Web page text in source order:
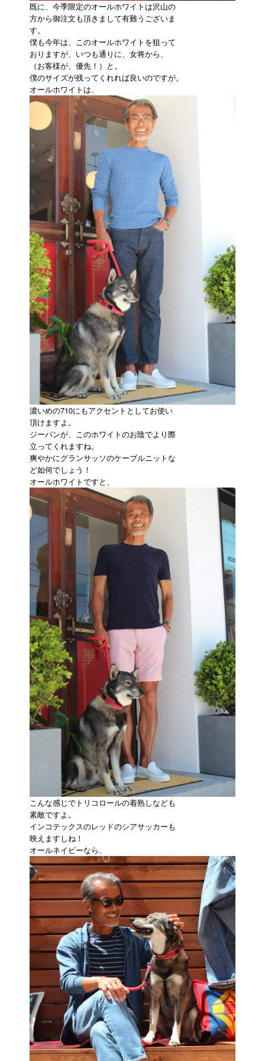
既に、今季限定のオールホワイトは沢山の
方から御注文も頂きまして有難うございま
す。
僕も今年は、このオールホワイトを狙って
おりますが、いつも通りに、女将から、
（お客様が、優先！）と。
僕のサイズが残ってくれれば良いのですが。
オールホワイトは、
濃いめの710にもアクセントとしてお使い
頂けますよ。
ジーパンが、このホワイトのお陰でより際
立ってくれますね。
爽やかにグランサッソのケーブルニットな
ど如何でしょう！
オールホワイトですと、
こんな感じでトリコロールの着熟しなども
素敵ですよ。
インコテックスのレッドのシアサッカーも
映えますしね！
オールネイビーなら、